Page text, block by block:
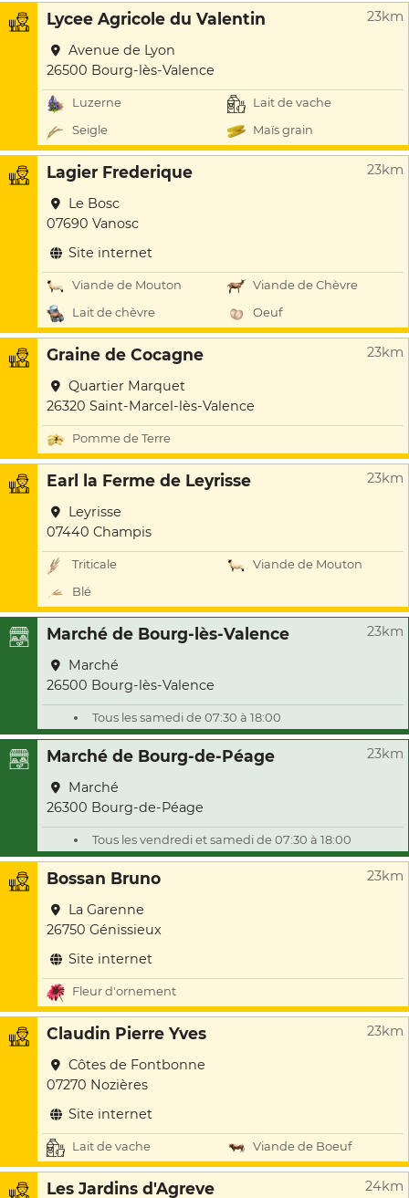
Lycee Agricole du Valentin 23km
Avenue de Lyon
26500 Bourg-lès-Valence
Luzerne
Lait de vache
Seigle
Maïs grain
Lagier Frederique 23km
Le Bosc
07690 Vanosc
Site internet
Viande de Mouton
Viande de Chèvre
Lait de chèvre
Oeuf
Graine de Cocagne 23km
Quartier Marquet
26320 Saint-Marcel-lès-Valence
Pomme de Terre
Earl la Ferme de Leyrisse 23km
Leyrisse
07440 Champis
Triticale
Viande de Mouton
Blé
Marché de Bourg-lès-Valence 23km
Marché
26500 Bourg-lès-Valence
Tous les samedi de 07:30 à 18:00
Marché de Bourg-de-Péage 23km
Marché
26300 Bourg-de-Péage
Tous les vendredi et samedi de 07:30 à 18:00
Bossan Bruno 23km
La Garenne
26750 Génissieux
Site internet
Fleur d'ornement
Claudin Pierre Yves 23km
Côtes de Fontbonne
07270 Nozières
Site internet
Lait de vache Viande de Boeuf
Les Jardins d'Agreve 24km